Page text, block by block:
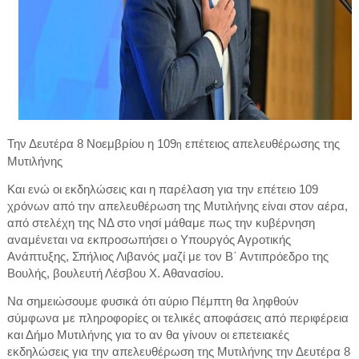
Την Δευτέρα 8 Νοεμβρίου η 109η επέτειος απελευθέρωσης της
Μυτιλήνης
Και ενώ οι εκδηλώσεις και η παρέλαση για την επέτειο 109
χρόνων από την απελευθέρωση της Μυτιλήνης είναι στον αέρα,
από στελέχη της ΝΔ στο νησί μάθαμε πως την κυβέρνηση
αναμένεται να εκπροσωπήσει ο Υπουργός Αγροτικής
Ανάπτυξης, Σπήλιος Λιβανός μαζί με τον Β΄ Αντιπρόεδρο της
Βουλής, βουλευτή Λέσβου Χ. Αθανασίου.
Να σημειώσουμε φυσικά ότι αύριο Πέμπτη θα ληφθούν
σύμφωνα με πληροφορίες οι τελικές αποφάσεις από περιφέρεια
και Δήμο Μυτιλήνης για το αν θα γίνουν οι επετειακές
εκδηλώσεις για την απελευθέρωση της Μυτιλήνης την Δευτέρα 8